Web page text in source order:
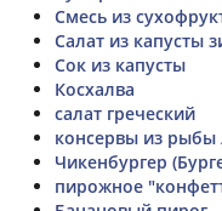
Смесь из
Салат из капусты
Сок из капусты
Косхалва
салат греческий
консервы из рыбы
Чикенбургер
пирожное